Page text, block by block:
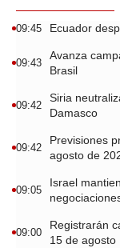
09:45 Ecuador
09:43
Avanza
Brasil
09:42
Siria
Damasco
09:42
Previsiones
agosto de
09:05
Israel
09:00
Registrarán
15 de agosto